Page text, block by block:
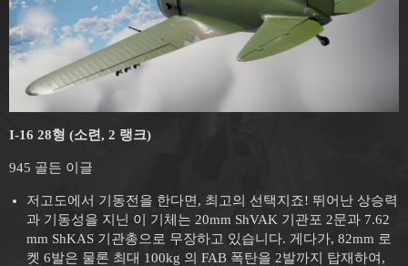
I-16 28형 (소련, 2 랭크)
945 골든 이글
저고도에서 기동전을 한다면, 최고의 선택지죠! 뛰어난 상승력
과 기동성을 지닌 이 기체는 20mm ShVAK 기관포 2문과 7.62
mm ShKAS 기관총으로 무장하고 있습니다. 게다가, 82mm 로
켓 6발은 물론 최대 100kg 의 FAB 폭탄을 2발까지 탑재하여,